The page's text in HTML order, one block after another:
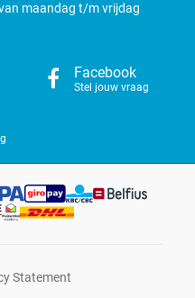
maandag t/m vrijdag
Facebook
Stel jouw vraag
Statement